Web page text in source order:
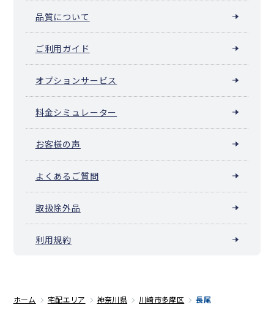
品質について
ご利用ガイド
オプションサービス
料金シミュレーター
お客様の声
よくあるご質問
取扱除外品
利用規約
ホーム 宅配エリア 神奈川県 川崎市多摩区 長尾